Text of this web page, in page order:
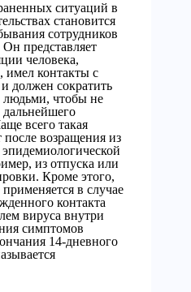
ситуаций в
становится
сотрудников
представляет
человека,
имел контакты с
должен сократить
чтобы не
дальнейшего
всего такая
после возращения из
из отпуска или
Кроме этого,
в случае
контакта
вируса внутри
симптомов
14-дневного